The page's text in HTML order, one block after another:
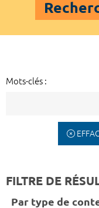
Mots-clés :
FILTRE DE
Par type de